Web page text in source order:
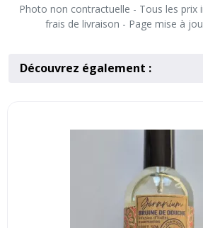
Photo non contractuelle - Tous les prix
frais de livraison - Page mise à
Découvrez également :